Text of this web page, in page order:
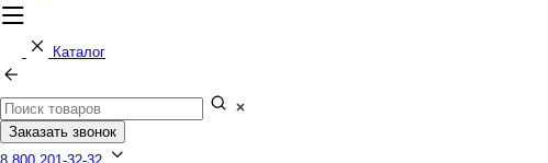
Каталог
Заказать звонок